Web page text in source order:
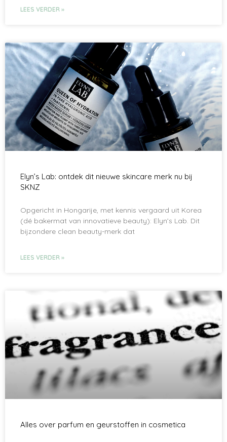
LEES VERDER »
Elyn’s Lab: ontdek dit nieuwe skincare merk nu bij
SKNZ
Opgericht in Hongarije, met kennis vergaard uit Korea
(dé bakermat van innovatieve beauty): Elyn’s Lab. Dit
bijzondere clean beauty-merk dat
LEES VERDER »
Alles over parfum en geurstoffen in cosmetica